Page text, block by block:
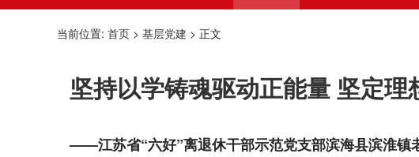
当前位置: 首页 > 基层党建 > 正文
坚持以学铸魂驱动正能量 坚定
——江苏省“六好”离退休干部示范党支部滨海县滨淮镇